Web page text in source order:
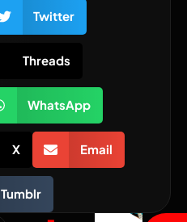
Twitter
Threads
WhatsApp
X Email
Tumblr